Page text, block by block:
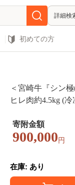
詳細検
初めての方
＜宮崎牛『シン
ヒレ肉約4.5kg (
コスパ 定期便 量
とし すき焼き し
寄附金額
900,000 円
在庫: あり